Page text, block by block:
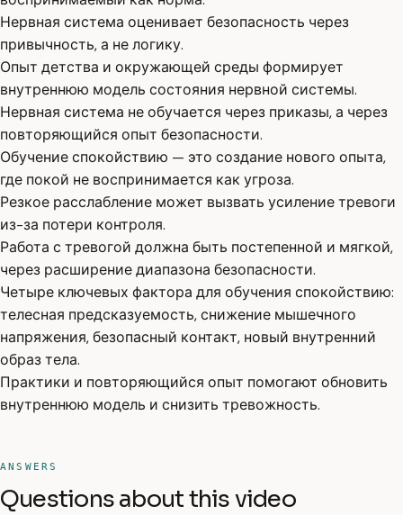
Нервная система оценивает безопасность через
привычность, а не логику.
Опыт детства и окружающей среды формирует
внутреннюю модель состояния нервной системы.
Нервная система не обучается через приказы, а через
повторяющийся опыт безопасности.
Обучение спокойствию — это создание нового опыта,
где покой не воспринимается как угроза.
Резкое расслабление может вызвать усиление тревоги
из-за потери контроля.
Работа с тревогой должна быть постепенной и мягкой,
через расширение диапазона безопасности.
Четыре ключевых фактора для обучения спокойствию:
телесная предсказуемость, снижение мышечного
напряжения, безопасный контакт, новый внутренний
образ тела.
Практики и повторяющийся опыт помогают обновить
внутреннюю модель и снизить тревожность.
ANSWERS
Questions about this video